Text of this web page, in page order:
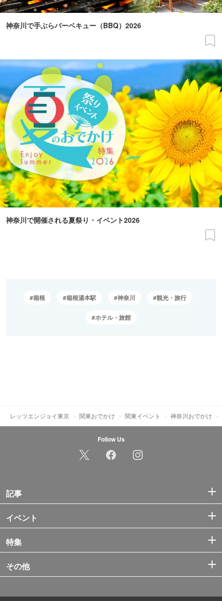
神奈川で手ぶらバーベキュー（BBQ）2026
神奈川で開催される夏祭り・イベント2026
箱根 箱根湯本駅 神奈川 観光・旅行
ホテル・旅館
レッツエンジョイ東京 関東おでかけ 関東イベント 神奈川おでかけ
Follow Us
記事
イベント
特集
その他